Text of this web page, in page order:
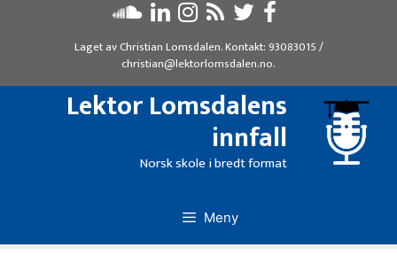
Laget avChristian Lomsdalen. Kontakt: 93083015/
christian@lektorlomsdalen.no.
Lektor Lomsdalens
innfall
Norsk skole i bredt format
Meny